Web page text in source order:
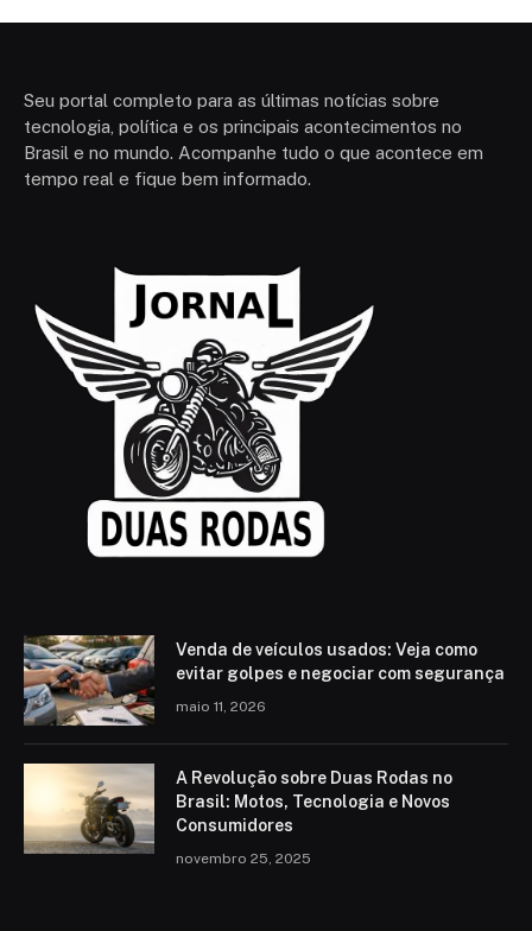
Seu portal completo para as últimas notícias sobre
tecnologia, política e os principais acontecimentos no
Brasil e no mundo. Acompanhe tudo o que acontece em
tempo real e fique bem informado.
Venda de veículos usados: Veja como
evitar golpes e negociar com segurança
maio 11, 2026
A Revolução sobre Duas Rodas no
Brasil: Motos, Tecnologia e Novos
Consumidores
novembro 25, 2025